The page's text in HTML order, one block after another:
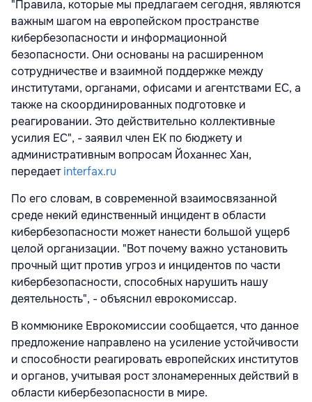
"Правила, которые мы предлагаем сегодня, являются
важным шагом на европейском пространстве
кибербезопасности и информационной
безопасности. Они основаны на расширенном
сотрудничестве и взаимной поддержке между
институтами, органами, офисами и агентствами ЕС, а
также на скоординированных подготовке и
реагировании. Это действительно коллективные
усилия ЕС", - заявил член ЕК по бюджету и
административным вопросам Йоханнес Хан,
передаетinterfax.ru
По его словам, в современной взаимосвязанной
среде некий единственный инцидент в области
кибербезопасности может нанести большой ущерб
целой организации. "Вот почему важно установить
прочный щит против угроз и инцидентов по части
кибербезопасности, способных нарушить нашу
деятельность", - объяснил еврокомиссар.
В коммюнике Еврокомиссии сообщается, что данное
предложение направлено на усиление устойчивости
и способности реагировать европейских институтов
и органов, учитывая рост злонамеренных действий в
области кибербезопасности в мире.